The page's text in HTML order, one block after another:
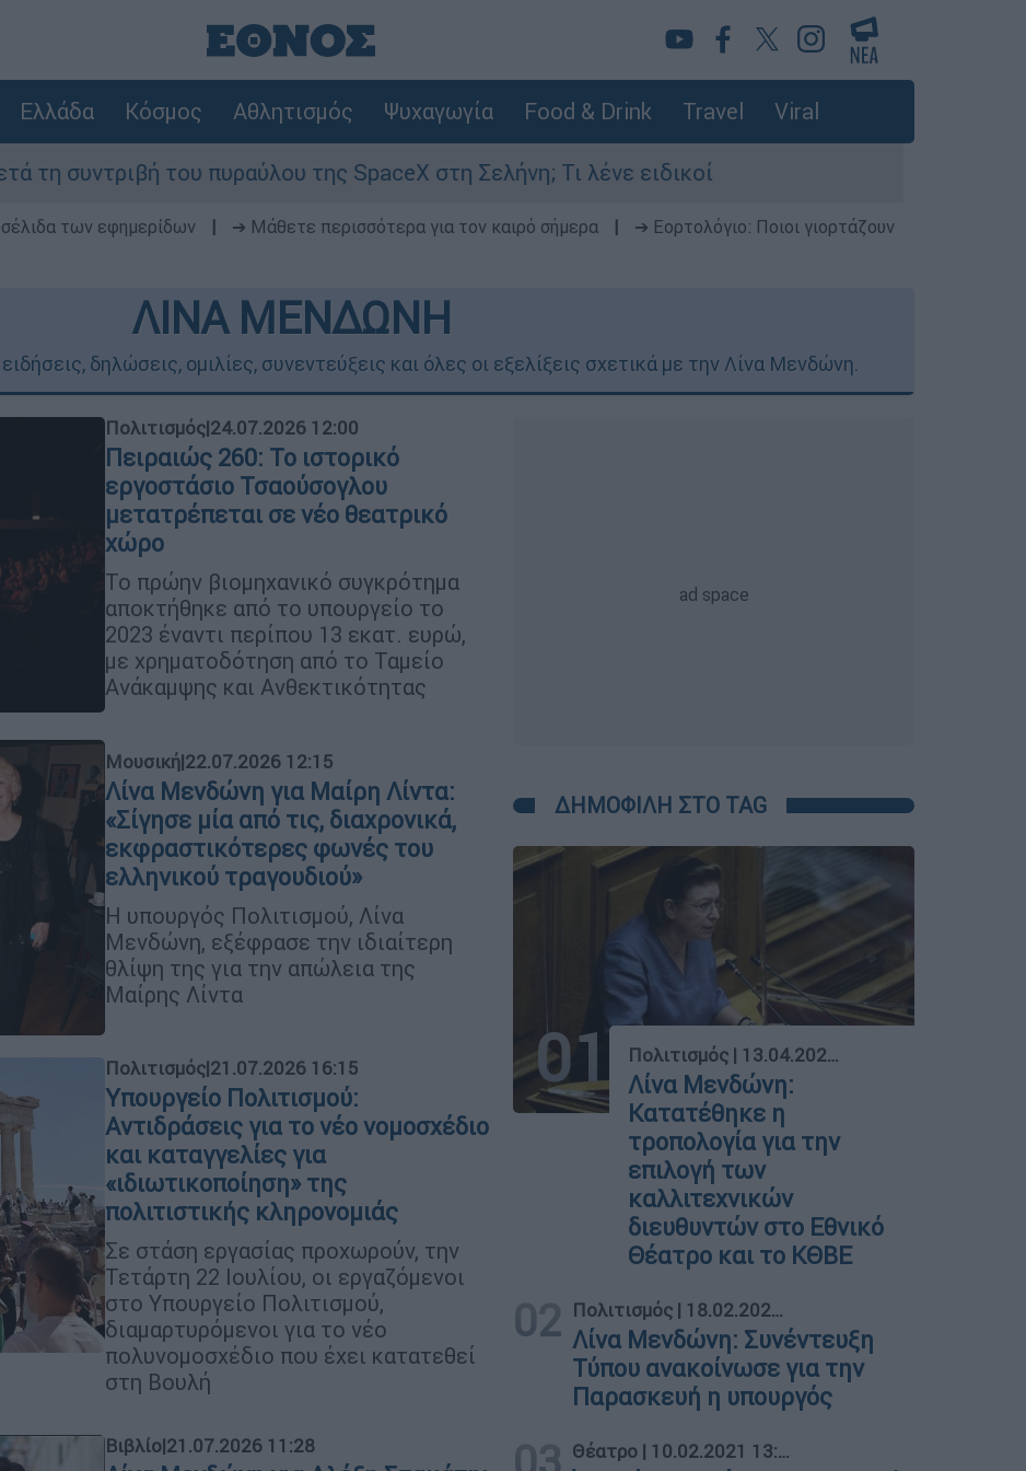
Ελλάδα Κόσμος Αθλητισμός Ψυχαγωγία Food & Drink Travel Viral
πυραύλου της SpaceX στη Σελήνη; Τι λένε ειδικοί
των εφημερίδων ➔ Μάθετε περισσότερα για τον καιρό σήμερα
➔ Εορτολόγιο: Ποιοι γιορτάζουν
ΛΙΝΑ ΜΕΝΔΩΝΗ
δηλώσεις, ομιλίες, συνεντεύξεις και όλες οι εξελίξεις σχετικά με την Λίνα Μενδώνη.
Πολιτισμός|24.07.2026 12:00
Πειραιώς 260: Το ιστορικό
εργοστάσιο Τσαούσογλου
μετατρέπεται σε νέο θεατρικό
χώρο
Το πρώην βιομηχανικό συγκρότημα
αποκτήθηκε από το υπουργείο το
2023 έναντι περίπου 13 εκατ. ευρώ,
με χρηματοδότηση από το Ταμείο
Ανάκαμψης και Ανθεκτικότητας
Μουσική|22.07.2026 12:15
Λίνα Μενδώνη για Μαίρη Λίντα:
«Σίγησε μία από τις, διαχρονικά,
εκφραστικότερες φωνές του
ελληνικού τραγουδιού»
Η υπουργός Πολιτισμού, Λίνα
Μενδώνη, εξέφρασε την ιδιαίτερη
θλίψη της για την απώλεια της
Μαίρης Λίντα
Πολιτισμός|21.07.2026 16:15
Υπουργείο Πολιτισμού:
Αντιδράσεις για το νέο νομοσχέδιο
και καταγγελίες για
«ιδιωτικοποίηση» της
πολιτιστικής κληρονομιάς
Σε στάση εργασίας προχωρούν, την
Τετάρτη 22 Ιουλίου, οι εργαζόμενοι
στο Υπουργείο Πολιτισμού,
διαμαρτυρόμενοι για το νέο
πολυνομοσχέδιο που έχει κατατεθεί
στη Βουλή
Βιβλίο|21.07.2026 11:28
ΔΗΜΟΦΙΛΗ ΣΤΟ TAG
01 Πολιτισμός | 13.04.2021 16:57
Λίνα Μενδώνη:
Κατατέθηκε η
τροπολογία για την
επιλογή των
καλλιτεχνικών
διευθυντών στο Εθνικό
Θέατρο και το ΚΘΒΕ
02 Πολιτισμός | 18.02.2021 18:32
Λίνα Μενδώνη: Συνέντευξη
Τύπου ανακοίνωσε για την
Παρασκευή η υπουργός
Θέατρο | 10.02.2021 13:13